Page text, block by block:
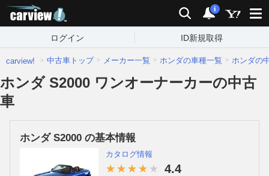
検索 通知
i
ログイン ID新規取得
carview! 中古車トップ メーカー一覧 ホンダの車種一覧 ホンダの
ホンダ S2000 ワンオーナーカーの中古
車
ホンダ S2000 の基本情報
カタログ情報
4.4